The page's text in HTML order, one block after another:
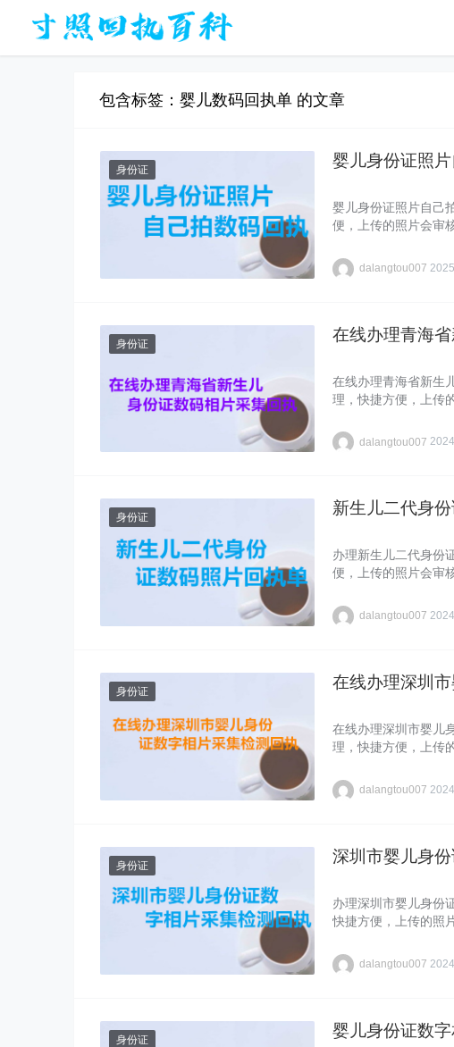
包含标签：婴儿数码回执单 的文章
身份证 婴儿身份证照
婴儿身份证照片自己
便，上传的照片会审
dalangtou007
身份证 在线办理青海
在线办理青海省新生
理，快捷方便，上传
dalangtou007
身份证 新生儿二代身
办理新生儿二代身份
便，上传的照片会审
dalangtou007
身份证 在线办理深圳
在线办理深圳市婴儿
理，快捷方便，上传
dalangtou007
身份证 深圳市婴儿身
办理深圳市婴儿身份
快捷方便，上传的照
dalangtou007
身份证 婴儿身份证数